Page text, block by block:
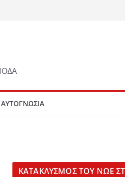
ΑΥΤΟΓΝΩΣΙΑ
KΑΤΑΚΛΥΣΜΟΣ ΤΟΥ ΝΩΕ